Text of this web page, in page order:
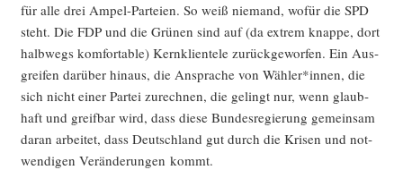
für alle drei Ampel-Par­tei­en. So weiß nie­mand, wofür die SPD
steht. Die FDP und die Grü­nen sind auf (da extrem knap­pe, dort
halb­wegs kom­for­ta­ble) Kern­kli­en­te­le zurück­ge­wor­fen. Ein Aus­
grei­fen dar­über hin­aus, die Anspra­che von Wähler*innen, die
sich nicht einer Par­tei zurech­nen, die gelingt nur, wenn glaub­
haft und greif­bar wird, dass die­se Bun­des­re­gie­rung gemein­sam
dar­an arbei­tet, dass Deutsch­land gut durch die Kri­sen und not­
wen­di­gen Ver­än­de­run­gen kommt.